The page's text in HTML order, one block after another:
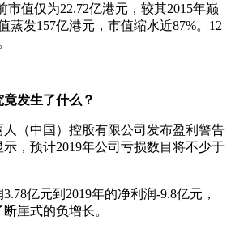
市值仅为22.72亿港元，较其2015年巅
蒸发157亿港元，市值缩水近87%。12
发生了什么？
（中国）控股有限公司发布盈利警告
，预计2019年公司亏损数目将不少于
亿元到2019年的净利润-9.8亿元，
崖式的负增长。